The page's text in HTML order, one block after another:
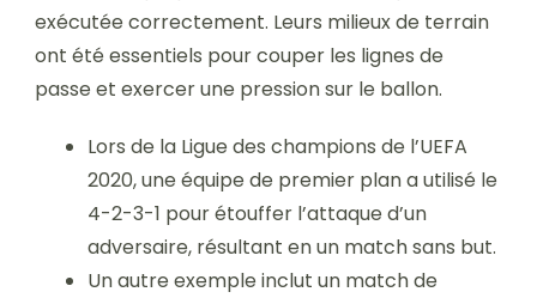
exécutée correctement. Leurs milieux de terrain
ont été essentiels pour couper les lignes de
passe et exercer une pression sur le ballon.
Lors de la Ligue des champions de l’UEFA
2020, une équipe de premier plan a utilisé le
4-2-3-1 pour étouffer l’attaque d’un
adversaire, résultant en un match sans but.
Un autre exemple inclut un match de